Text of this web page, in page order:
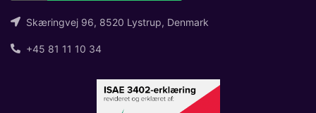
Skæringvej 96, 8520 Lystrup, Denmark
+45 81 11 10 34